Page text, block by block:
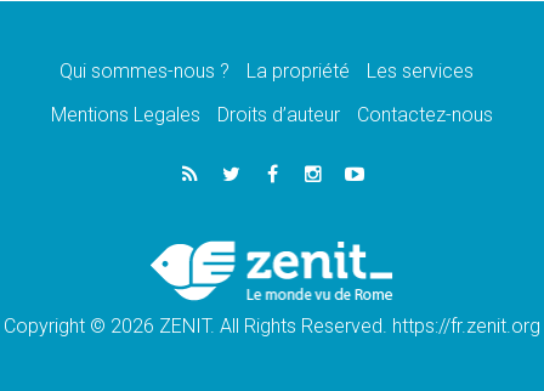
en Argentine et au Pérou
Audience générale: la prière est un acte
04.08.2026
Léon XIV invite les Chevaliers de Colomb à
Au Nigéria, attaques d'église, meurtre et
enlèvements de religieux suscitent l'émotion
Qui sommes-nous ? La propriété
Les services
Mentions Legales
Droits d’auteur Contactez-nous
Copyright © 2026 ZENIT. All Rights Reserved. https://fr.zenit.org